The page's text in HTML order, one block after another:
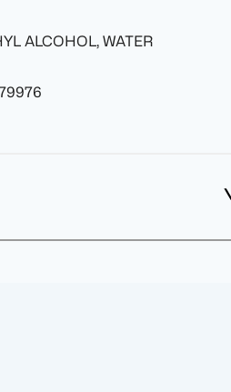
ALCOHOL, WATER